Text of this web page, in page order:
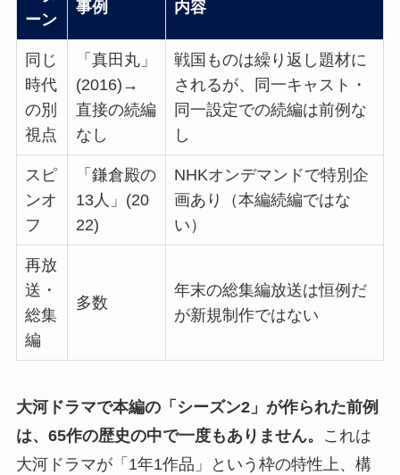
ーン
事例 内容
同じ
時代
の別
視点
「真田丸」
(2016)→
直接の続編
なし
戦国ものは繰り返し題材に
されるが、同一キャスト・
同一設定での続編は前例な
し
スピ
ンオ
フ
「鎌倉殿の
13人」(20
22)
NHKオンデマンドで特別企
画あり（本編続編ではな
い）
再放
送・
総集
編
多数
年末の総集編放送は恒例だ
が新規制作ではない
大河ドラマで本編の「シーズン2」が作られた前例
は、65作の歴史の中で一度もありません。
これは
大河ドラマが「1年1作品」という枠の特性上、構